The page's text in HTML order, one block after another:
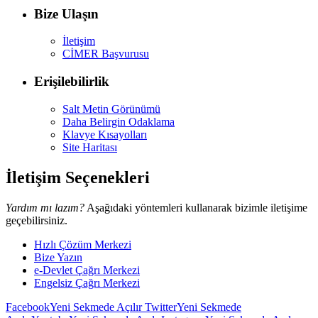
Bize Ulaşın
İletişim
CİMER Başvurusu
Erişilebilirlik
Salt Metin Görünümü
Daha Belirgin Odaklama
Klavye Kısayolları
Site Haritası
İletişim Seçenekleri
Yardım mı lazım? Aşağıdaki yöntemleri kullanarak bizimle iletişime
geçebilirsiniz.
Hızlı Çözüm Merkezi
Bize Yazın
e-Devlet Çağrı Merkezi
Engelsiz Çağrı Merkezi
FacebookYeni Sekmede AçılırTwitterYeni Sekmede